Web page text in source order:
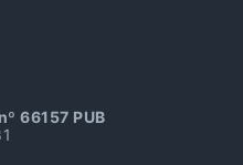
66157 PUB